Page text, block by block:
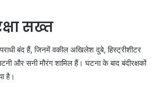
सख्त
बंद हैं, जिनमें वकील अखिलेश दुबे, हिस्ट्रीशीटर
और सनी मौरंग शामिल हैं। घटना के बाद बंदीरक्षकों
है।